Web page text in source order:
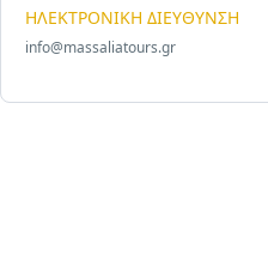
ΗΛΕΚΤΡΟΝΙΚΗ ΔΙΕΥΘΥΝΣΗ
info@massaliatours.gr